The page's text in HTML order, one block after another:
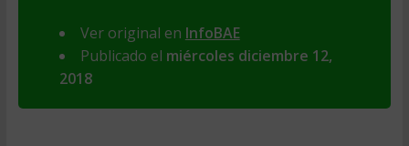
Ver original en InfoBAE
Publicado el miércoles diciembre 12,
2018